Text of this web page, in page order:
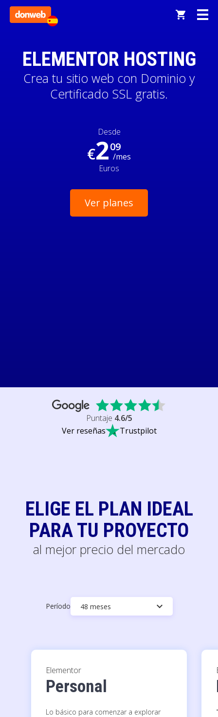
ELEMENTOR HOSTING
Crea tu sitio web con Dominio y
Certificado SSL gratis.
Desde
€209
/mes
Euros
Ver planes
Puntaje 4.6/5
Ver reseñas
Trustpilot
ELIGE EL PLAN IDEAL
PARA TU PROYECTO
al mejor precio del mercado
Período 48 meses keyboard_arrow_down
Elementor
Personal
Lo básico para comenzar a explorar